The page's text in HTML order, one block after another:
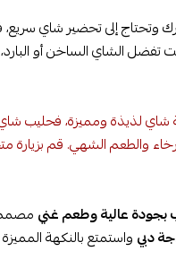
إلى تحضير شاي سريع،
تفضل الشاي الساخن أو
لذيذة ومميزة، فحليب شاي
والطعم الشهي. قم بزيارة
بجودة عالية وطعم غني مصمم
دبي واستمتع بالنكهة